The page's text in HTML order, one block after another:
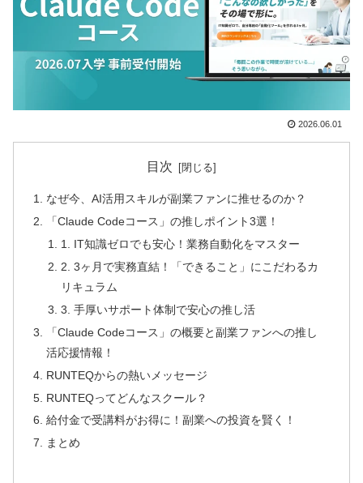
2026.06.01
目次
なぜ今、AI活用スキルが副業ファンに推せるのか？
「Claude Codeコース」の推しポイント3選！
1. IT知識ゼロでも安心！業務自動化をマスター
2. 3ヶ月で実務直結！「できること」にこだわるカ
リキュラム
3. 手厚いサポート体制で安心の推し活
「Claude Codeコース」の概要と副業ファンへの推し
活応援情報！
RUNTEQからの熱いメッセージ
RUNTEQってどんなスクール？
給付金で受講料がお得に！副業への投資を賢く！
まとめ